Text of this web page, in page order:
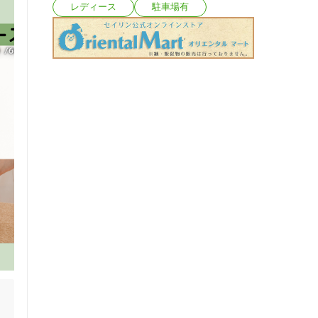
レディース
駐車場有